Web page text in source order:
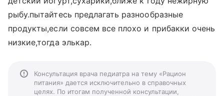
рыбу.пытайтесь предлагать разнообразные
продукты,если совсем все плохо и прибакки очень
низкие,тогда элькар.
Консультация врача педиатра на тему «Рацион
питания» дается исключительно в справочных
целях. По итогам полученной консультации,